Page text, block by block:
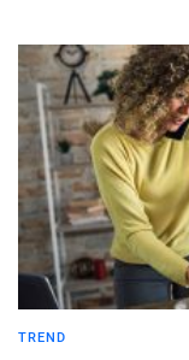
TREND